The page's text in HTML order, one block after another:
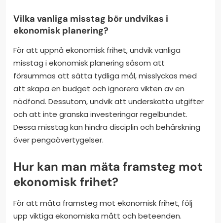
Vilka vanliga misstag bör undvikas i
ekonomisk planering?
För att uppnå ekonomisk frihet, undvik vanliga
misstag i ekonomisk planering såsom att
försummas att sätta tydliga mål, misslyckas med
att skapa en budget och ignorera vikten av en
nödfond. Dessutom, undvik att underskatta utgifter
och att inte granska investeringar regelbundet.
Dessa misstag kan hindra disciplin och behärskning
över pengaövertygelser.
Hur kan man mäta framsteg mot
ekonomisk frihet?
För att mäta framsteg mot ekonomisk frihet, följ
upp viktiga ekonomiska mått och beteenden.